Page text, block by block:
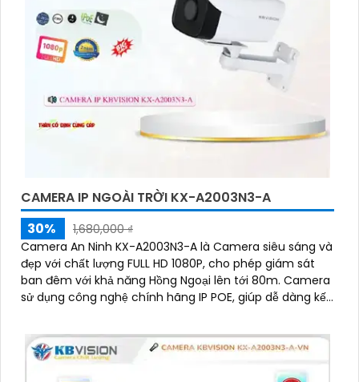
CAMERA IP NGOÀI TRỜI KX-A2003N3-A
30%
1,680,000 ₫
Camera An Ninh KX-A2003N3-A là Camera siêu sáng và
đẹp với chất lượng FULL HD 1080P, cho phép giám sát
ban đêm với khả năng Hồng Ngoại lên tới 80m. Camera
sử dụng công nghệ chính hãng IP POE, giúp dễ dàng kết